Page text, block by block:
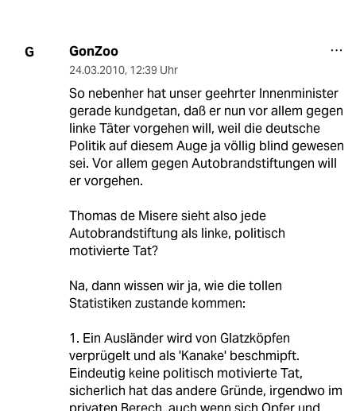
G GonZoo
24.03.2010, 12:39 Uhr
So nebenher hat unser geehrter Innenminister
gerade kundgetan, daß er nun vor allem gegen
linke Täter vorgehen will, weil die deutsche
Politik auf diesem Auge ja völlig blind gewesen
sei. Vor allem gegen Autobrandstiftungen will
er vorgehen.
Thomas de Misere sieht also jede
Autobrandstiftung als linke, politisch
motivierte Tat?
Na, dann wissen wir ja, wie die tollen
Statistiken zustande kommen:
1. Ein Ausländer wird von Glatzköpfen
verprügelt und als 'Kanake' beschmipft.
Eindeutig keine politisch motivierte Tat,
sicherlich hat das andere Gründe, irgendwo im